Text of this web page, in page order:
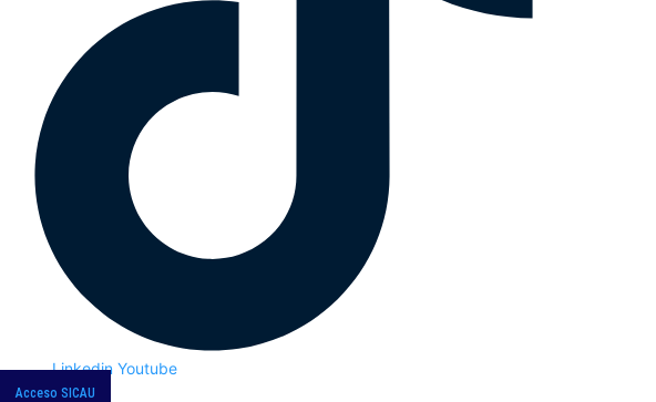
Linkedin Youtube
Acceso SICAU